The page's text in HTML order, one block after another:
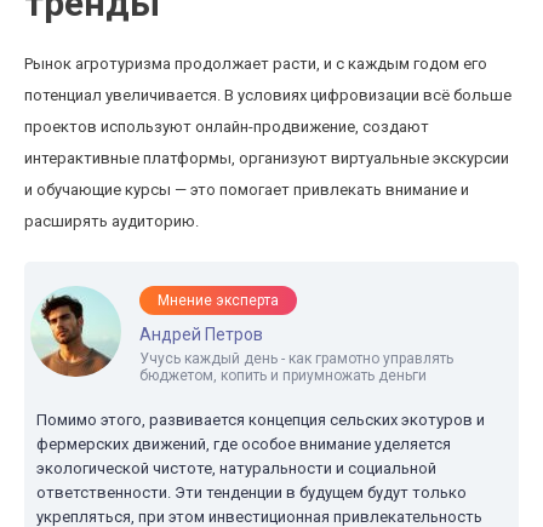
Рынок агротуризма продолжает расти, и с каждым годом его
потенциал увеличивается. В условиях цифровизации всё больше
проектов используют онлайн-продвижение, создают
интерактивные платформы, организуют виртуальные экскурсии
и обучающие курсы — это помогает привлекать внимание и
расширять аудиторию.
Мнение эксперта
Андрей Петров
Учусь каждый день - как грамотно управлять
бюджетом, копить и приумножать деньги
Помимо этого, развивается концепция сельских экотуров и
фермерских движений, где особое внимание уделяется
экологической чистоте, натуральности и социальной
ответственности. Эти тенденции в будущем будут только
укрепляться, при этом инвестиционная привлекательность